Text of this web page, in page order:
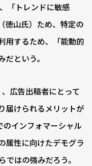
「トレンドに敏感
徳山氏）ため、特定の
用するため、「能動的
という。
広告出稿者にとって
届けられるメリットが
インフォマーシャル
属性に向けたデモグラ
はの強みだろう。